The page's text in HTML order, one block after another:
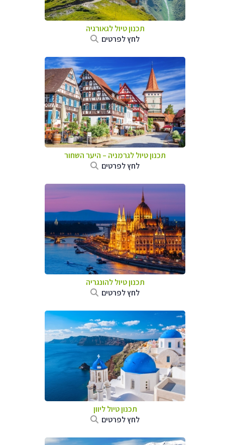
תכנון טיול לגאורגיה
לחץ לפרטים
תכנון טיול לגרמניה – היער השחור
לחץ לפרטים
תכנון טיול להונגריה
לחץ לפרטים
תכנון טיול ליוון
לחץ לפרטים